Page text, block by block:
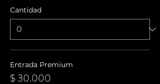
Cantidad
Entrada Premium
$ 30.000